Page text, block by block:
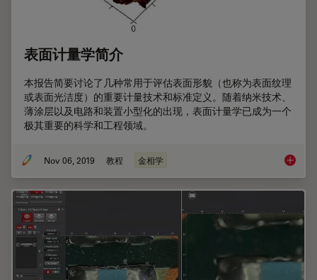
表面计量学简介
本报告简要讨论了几种常用于评估表面形貌（也称为表面纹理
或表面光洁度）的重要计量技术和标准定义。随着纳米技术、
薄涂层以及电路和装置小型化的出现，表面计量学已成为一个
极其重要的科学和工程领域。
Nov 06, 2019 教程 金相学 表面计